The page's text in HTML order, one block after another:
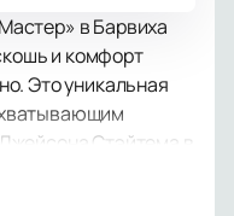
в Барвиха
и комфорт
Это уникальная
Стэйтема в
известная